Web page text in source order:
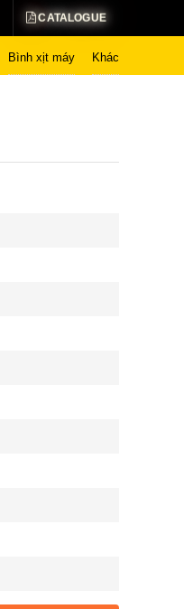
CATALOGUE
Bình xịt máy Khác